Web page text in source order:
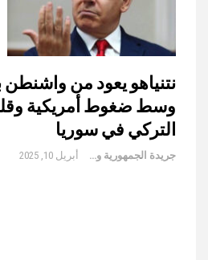
نتنياهو يعود من
وسط ضغوط أمريكية
التركي في سوريا
جريدة الجمهورية والعالم أبريل 10, 2025